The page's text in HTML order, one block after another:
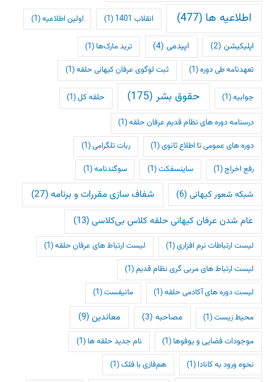
اطلاعیه ها (477) انقلاب 1401 (1) اولین اطلاعیه(1)
اپلیکیشن (2) اپیدمی(4) ترید مارک‌ها (1)
تعهدنامه طی دوره(1) ثبت لوگوی عرفان کیهانی حلقه(1)
جوابیه(1) حقوق بشر (175) حلقه کل(1)
درسنامه دوره های نظام قدیم عرفان حلقه(1)
دوره های عمومی تا اطلاع ثانوی(1) ربات تلگرامی(1)
رفع اخراج(1) ساینسفکت(1) سوگندنامه(1)
شبکه شعور کیهانی(6) شفاف سازی مقررات و برنامه(27)
عام شدن عرفان کیهانی حلقه کلاس بی‌کلاسی (13)
لیست ارتباطات نرم افزاری(1) لیست ارتباط های عرفان حلقه(1)
لیست ارتباط های مربی گری نظام قدیم(1)
لیست دوره های آکادمی حلقه(1) مانیفست(1)
محیط زیست(1) مصاحبه(3) معاندین(9)
موجودات فضایی و یوفوها (1) نام جدید حلقه ها (1)
نحوه ورود به کانادا (1) هم‌فازی با فلک(1)